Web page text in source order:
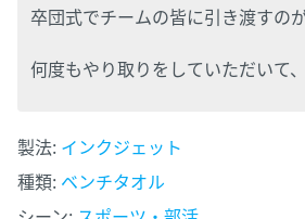
卒団式でチームの皆に引き渡すの
何度もやり取りをしていただいて
製法: インクジェット
種類: ベンチタオル